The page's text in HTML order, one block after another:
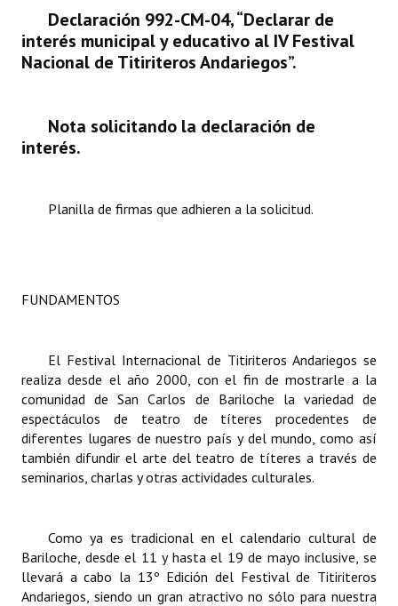
REFORMA DE LA CARTA ORGÁNICA
Declaración 992-CM-04, “Declarar de
interés municipal y educativo al IV Festival
Nacional de Titiriteros Andariegos”.
Nota solicitando la declaración de
interés.
Planilla de firmas que adhieren a la solicitud.
FUNDAMENTOS
El Festival Internacional de Titiriteros Andariegos se
realiza desde el año 2000, con el fin de mostrarle a la
comunidad de San Carlos de Bariloche la variedad de
espectáculos de teatro de títeres procedentes de
diferentes lugares de nuestro país y del mundo, como así
también difundir el arte del teatro de títeres a través de
seminarios, charlas y otras actividades culturales.
Como ya es tradicional en el calendario cultural de
Bariloche, desde el 11 y hasta el 19 de mayo inclusive, se
llevará a cabo la 13º Edición del Festival de Titiriteros
Andariegos, siendo un gran atractivo no sólo para nuestra